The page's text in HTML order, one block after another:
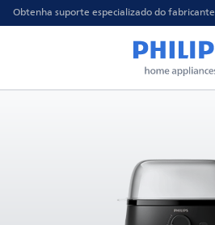
Obtenha suporte especializado do fabricante